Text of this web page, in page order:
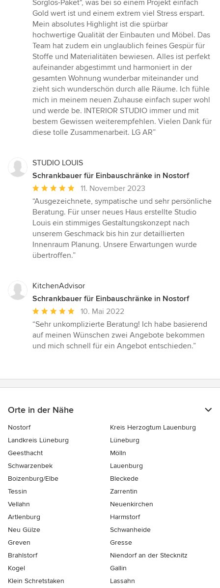
Sorglos-Paket", was bei so einem Projekt einfach
Gold wert ist und einem extrem viel Stress erspart.
Mein absolutes Highlight ist die spürbar
hochwertige Qualität der Einbauten und Möbel. Das
Team hat zudem ein unglaublich feines Gespür für
Stoffe und Materialitäten bewiesen. Alles ist perfekt
aufeinander abgestimmt und harmoniert in der
gesamten Wohnung wunderbar miteinander und
zieht sich wunderschön durch alle Räume. Ich fühle
mich in meinem neuen Zuhause einfach super wohl
und werde be. INTERIOR STUDIO immer und mit
bestem Gewissen weiterempfehlen. Vielen Dank für
diese tolle Zusammenarbeit. LG AR”
STUDIO LOUIS
Schrankbauer für Einbauschränke in Nostorf
Durchschnittliche
Bewertung:
5
von
5
Sternen
11. November 2023
“Ausgezeichnete, sympatische und sehr persönliche
Beratung. Für unser neues Haus erstellte Studio
Louis ein stimmiges Gestaltungskonzept nach
unserem Geschmack bis hin zur detaillierten
Innenraum Planung. Unsere Erwartungen wurde
übertroffen.”
KitchenAdvisor
Schrankbauer für Einbauschränke in Nostorf
Durchschnittliche
Bewertung:
5
von
10. Mai 2022
“Sehr unkomplizierte Beratung! Ich habe basierend
auf meinen Wünschen zwei Angebote bekommen
und mich schnell für ein Angebot entschieden.”
Orte in der Nähe
Nostorf
Kreis Herzogtum Lauenburg
Landkreis Lüneburg
Lüneburg
Geesthacht
Mölln
Schwarzenbek
Lauenburg
Boizenburg/Elbe
Bleckede
Tessin
Zarrentin
Vellahn
Neuenkirchen
Artlenburg
Harmstorf
Neu Gülze
Schwanheide
Greven
Gresse
Brahlstorf
Niendorf an der Stecknitz
Kogel
Gallin
Klein Schretstaken
Lassahn